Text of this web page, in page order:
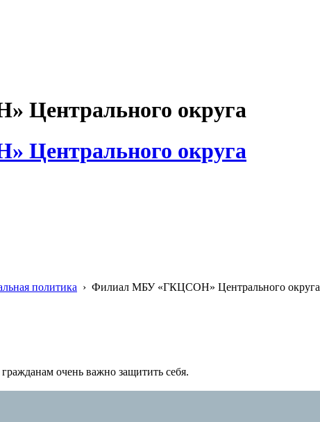
округа
округа
политика › Филиал МБУ «ГКЦСОН» Центрального округа
очень важно защитить себя.